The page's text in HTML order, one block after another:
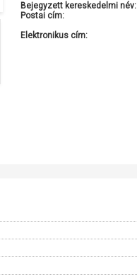
Bejegyzett kereskedelmi név:
Postai cím:
Elektronikus cím: